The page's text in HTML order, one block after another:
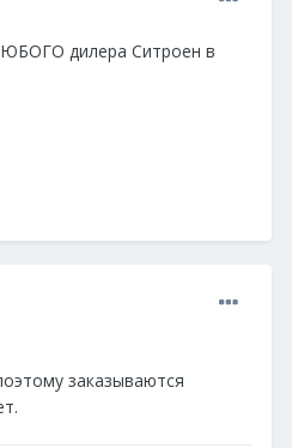
дилера Ситроен в
заказываются